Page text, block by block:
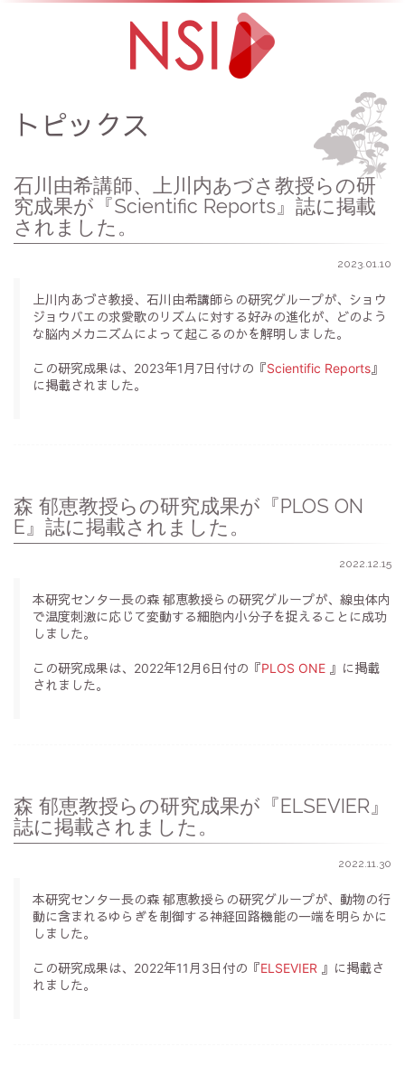
トピックス
石川由希講師、上川内あづさ教授らの研
究成果が『Scientific Reports』誌に掲載
されました。
2023.01.10
上川内あづさ教授、石川由希講師らの研究グループが、ショウ
ジョウバエの求愛歌のリズムに対する好みの進化が、どのよう
な脳内メカニズムによって起こるのかを解明しました。
この研究成果は、2023年1月7日付けの『Scientific Reports 』
に掲載されました。
森 郁恵教授らの研究成果が『PLOS ON
E』誌に掲載されました。
2022.12.15
本研究センター長の森 郁恵教授らの研究グループが、線虫体内
で温度刺激に応じて変動する細胞内小分子を捉えることに成功
しました。
この研究成果は、2022年12月6日付の『PLOS ONE 』に掲載
されました。
森 郁恵教授らの研究成果が『ELSEVIER』
誌に掲載されました。
2022.11.30
本研究センター長の森 郁恵教授らの研究グループが、動物の行
動に含まれるゆらぎを制御する神経回路機能の一端を明らかに
しました。
この研究成果は、2022年11月3日付の『ELSEVIER 』に掲載さ
れました。